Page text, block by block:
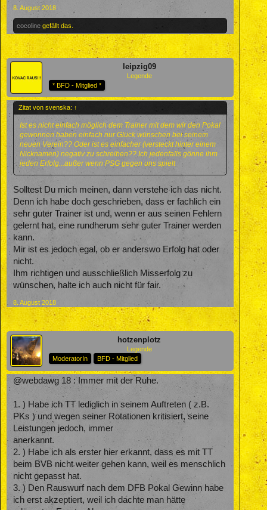
8. August 2018
cocoline gefällt das.
leipzig09
Legende
* BFD - Mitglied *
Zitat von svenska: ↑
Ist es nicht einfach möglich dem Trainer mit dem wir den Pokal
gewonnen haben einfach nur Glück wünschen bei seinem
neuen Verein?? Oder ist es einfacher (versteckt hinter einem
Nicknamen) negativ zu schreiben?? Ich jedenfalls gönne ihm
jeden Erfolg...außer wenn PSG gegen uns spielt
Solltest Du mich meinen, dann verstehe ich das nicht.
Denn ich habe doch geschrieben, dass er fachlich ein
sehr guter Trainer ist und, wenn er aus seinen Fehlern
gelernt hat, eine rundherum sehr guter Trainer werden
kann.
Mir ist es jedoch egal, ob er anderswo Erfolg hat oder
nicht.
Ihm richtigen und ausschließlich Misserfolg zu
wünschen, halte ich auch nicht für fair.
8. August 2018
hotzenplotz
Legende
ModeratorIn
BFD - Mitglied
@webdawg 18 : Immer mit der Ruhe.
1. ) Habe ich TT lediglich in seinem Auftreten ( z.B.
PKs ) und wegen seiner Rotationen kritisiert, seine
Leistungen jedoch, immer
anerkannt.
2. ) Habe ich als erster hier erkannt, dass es mit TT
beim BVB nicht weiter gehen kann, weil es menschlich
nicht gepasst hat.
3. ) Den Rauswurf nach dem DFB Pokal Gewinn habe
ich erst akzeptiert, weil ich dachte man hätte